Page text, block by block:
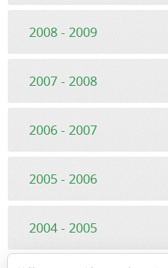
2008 - 2009
2007 - 2008
2006 - 2007
2005 - 2006
2004 - 2005